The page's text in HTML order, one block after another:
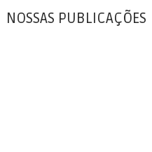
NOSSAS PUBLICAÇÕES